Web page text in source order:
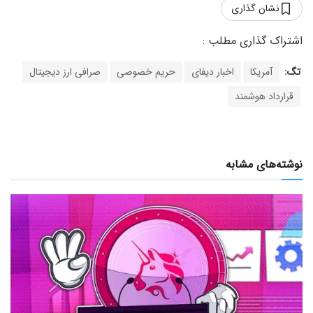
نشان گذاری
تگ: آمریکا اخبار دیفای حریم خصوصی
صرافی ارز دیجیتال
قرارداد هوشمند
نوشته‌های مشابه